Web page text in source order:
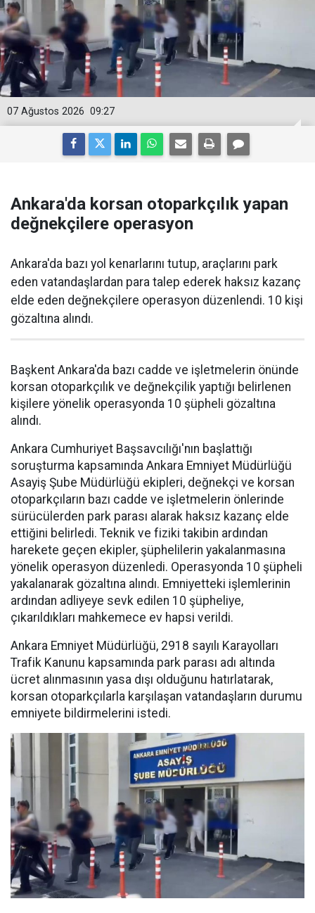
09:27
07 Ağustos 2026
Ankara'da korsan otoparkçılık yapan
değnekçilere operasyon
Ankara'da bazı yol kenarlarını tutup, araçlarını park
eden vatandaşlardan para talep ederek haksız kazanç
elde eden değnekçilere operasyon düzenlendi. 10 kişi
gözaltına alındı.
Başkent Ankara'da bazı cadde ve işletmelerin önünde
korsan otoparkçılık ve değnekçilik yaptığı belirlenen
kişilere yönelik operasyonda 10 şüpheli gözaltına
alındı.
Ankara Cumhuriyet Başsavcılığı'nın başlattığı
soruşturma kapsamında Ankara Emniyet Müdürlüğü
Asayiş Şube Müdürlüğü ekipleri, değnekçi ve korsan
otoparkçıların bazı cadde ve işletmelerin önlerinde
sürücülerden park parası alarak haksız kazanç elde
ettiğini belirledi. Teknik ve fiziki takibin ardından
harekete geçen ekipler, şüphelilerin yakalanmasına
yönelik operasyon düzenledi. Operasyonda 10 şüpheli
yakalanarak gözaltına alındı. Emniyetteki işlemlerinin
ardından adliyeye sevk edilen 10 şüpheliye,
çıkarıldıkları mahkemece ev hapsi verildi.
Ankara Emniyet Müdürlüğü, 2918 sayılı Karayolları
Trafik Kanunu kapsamında park parası adı altında
ücret alınmasının yasa dışı olduğunu hatırlatarak,
korsan otoparkçılarla karşılaşan vatandaşların durumu
emniyete bildirmelerini istedi.